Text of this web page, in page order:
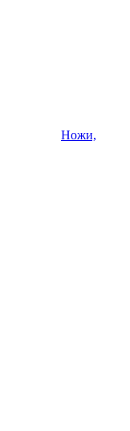
Ножи,